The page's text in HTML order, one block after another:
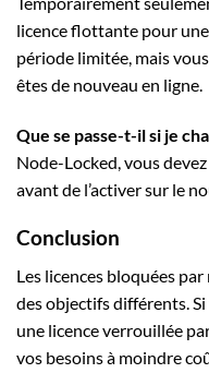
licence flottante pour
période limitée, mais
êtes de nouveau en ligne.
Que se passe-t-il si je
Node-Locked, vous
avant de l’activer sur le
Conclusion
Les licences bloquées
des objectifs différents.
une licence verrouillée
vos besoins à moindre